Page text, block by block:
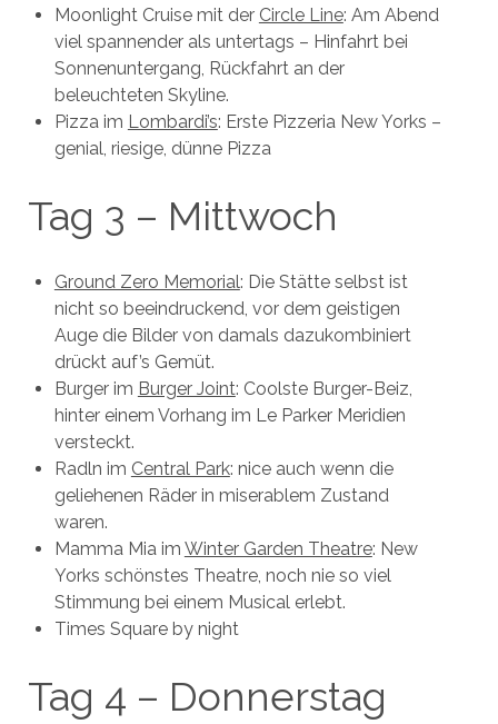
Moonlight Cruise mit der Circle Line: Am Abend
viel spannender als untertags – Hinfahrt bei
Sonnenuntergang, Rückfahrt an der
beleuchteten Skyline.
Pizza im Lombardi’s: Erste Pizzeria New Yorks –
genial, riesige, dünne Pizza
Tag 3 – Mittwoch
Ground Zero Memorial: Die Stätte selbst ist
nicht so beeindruckend, vor dem geistigen
Auge die Bilder von damals dazukombiniert
drückt auf’s Gemüt.
Burger im Burger Joint: Coolste Burger-Beiz,
hinter einem Vorhang im Le Parker Meridien
versteckt.
Radln im Central Park: nice auch wenn die
geliehenen Räder in miserablem Zustand
waren.
Mamma Mia im Winter Garden Theatre: New
Yorks schönstes Theatre, noch nie so viel
Stimmung bei einem Musical erlebt.
Times Square by night
Tag 4 – Donnerstag